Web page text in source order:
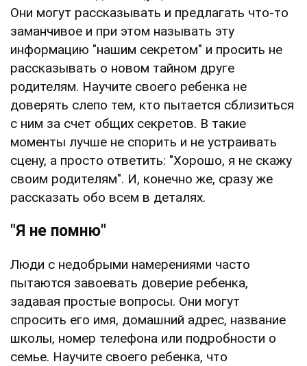
Они могут рассказывать и предлагать что-то
заманчивое и при этом называть эту
информацию "нашим секретом" и просить не
рассказывать о новом тайном друге
родителям. Научите своего ребенка не
доверять слепо тем, кто пытается сблизиться
с ним за счет общих секретов. В такие
моменты лучше не спорить и не устраивать
сцену, а просто ответить: "Хорошо, я не скажу
своим родителям". И, конечно же, сразу же
рассказать обо всем в деталях.
"Я не помню"
Люди с недобрыми намерениями часто
пытаются завоевать доверие ребенка,
задавая простые вопросы. Они могут
спросить его имя, домашний адрес, название
школы, номер телефона или подробности о
семье. Научите своего ребенка, что